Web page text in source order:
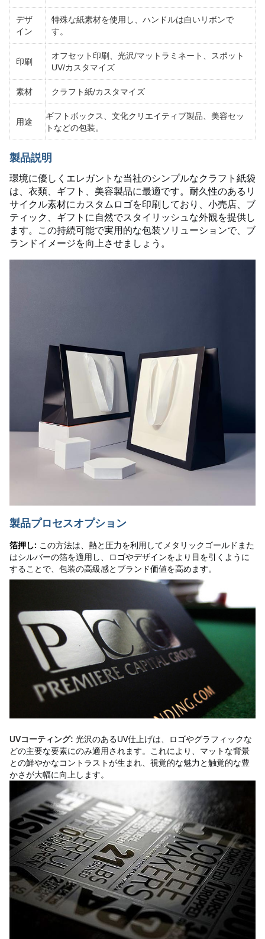
デザ
イン
特殊な紙素材を使用し、ハンドルは白いリボンで
す。
印刷
オフセット印刷、光沢/マットラミネート、スポット
UV/カスタマイズ
素材 クラフト紙/カスタマイズ
用途
ギフトボックス、文化クリエイティブ製品、美容セッ
トなどの包装。
製品説明
環境に優しくエレガントな当社のシンプルなクラフト紙袋
は、衣類、ギフト、美容製品に最適です。耐久性のあるリ
サイクル素材にカスタムロゴを印刷しており、小売店、ブ
ティック、ギフトに自然でスタイリッシュな外観を提供し
ます。この持続可能で実用的な包装ソリューションで、ブ
ランドイメージを向上させましょう。
製品プロセスオプション
箔押し: この方法は、熱と圧力を利用してメタリックゴールドまた
はシルバーの箔を適用し、ロゴやデザインをより目を引くように
することで、包装の高級感とブランド価値を高めます。
UVコーティング: 光沢のあるUV仕上げは、ロゴやグラフィックな
どの主要な要素にのみ適用されます。これにより、マットな背景
との鮮やかなコントラストが生まれ、視覚的な魅力と触覚的な豊
かさが大幅に向上します。